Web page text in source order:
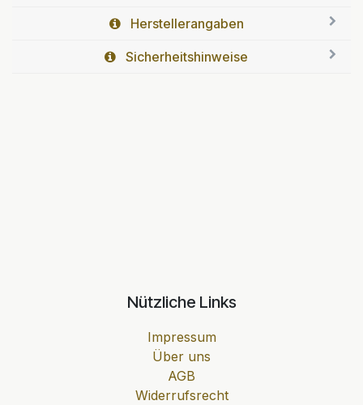
Herstellerangaben
Sicherheitshinweise
Nützliche Links
Impressum
Über uns
AGB
Widerrufsrecht